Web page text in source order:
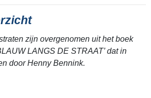
zijn overgenomen uit het boek
LANGS DE STRAAT’ dat in
door Henny Bennink.